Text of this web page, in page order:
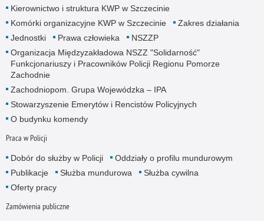
Kierownictwo i struktura KWP w Szczecinie
Komórki organizacyjne KWP w Szczecinie
Zakres działania
Jednostki
Prawa człowieka
NSZZP
Organizacja Międzyzakładowa NSZZ "Solidarność"
Funkcjonariuszy i Pracowników Policji Regionu Pomorze
Zachodnie
Zachodniopom. Grupa Wojewódzka – IPA
Stowarzyszenie Emerytów i Rencistów Policyjnych
O budynku komendy
Praca w Policji
Dobór do służby w Policji
Oddziały o profilu mundurowym
Publikacje
Służba mundurowa
Służba cywilna
Oferty pracy
Zamówienia publiczne